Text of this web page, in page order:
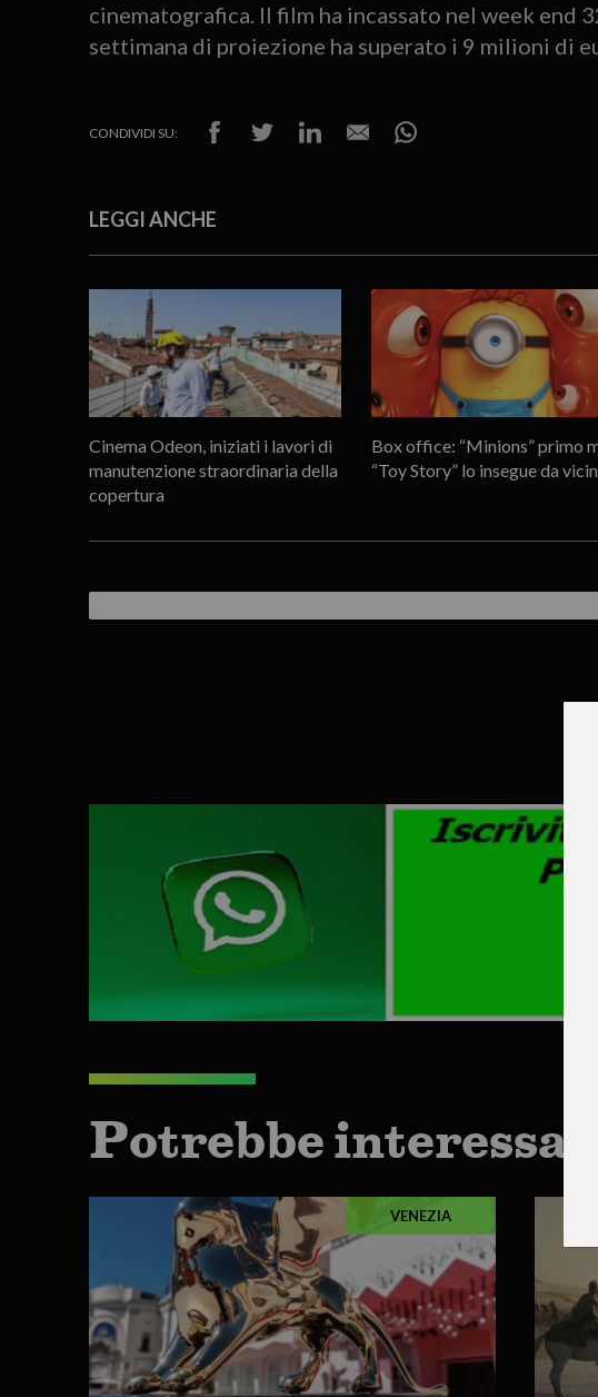
cinematografica. Il film ha incassato nel week end
settimana di proiezione ha superato i 9 milioni di
CONDIVIDI SU:
LEGGI ANCHE
Cinema Odeon, iniziati i lavori di
manutenzione straordinaria della
copertura
Box office: “Minions” primo
“Toy Story” lo insegue da
Potrebbe
VENEZIA